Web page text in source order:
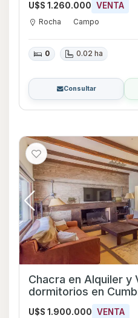
U$S 1.260.000 VENTA
Rocha Campo
0 0.02 ha
Consultar
Chacra en Alquiler y
dormitorios en Cumbres de Carrasco,
U$S 1.900.000 VENTA